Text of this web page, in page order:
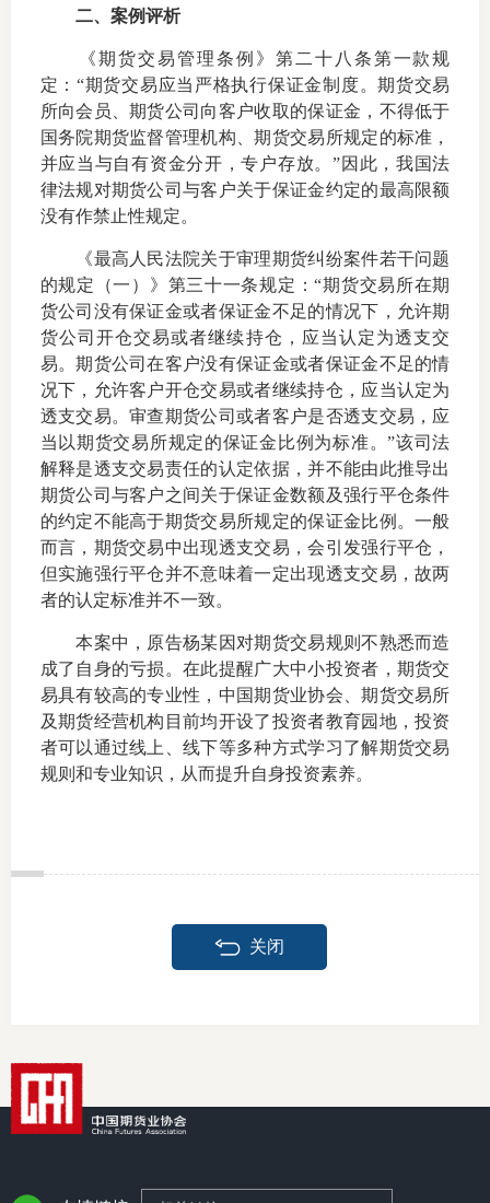
二、案例评析
《期货交易管理条例》第二十八条第一款规
定：“期货交易应当严格执行保证金制度。期货交易
所向会员、期货公司向客户收取的保证金，不得低于
国务院期货监督管理机构、期货交易所规定的标准，
并应当与自有资金分开，专户存放。”因此，我国法
律法规对期货公司与客户关于保证金约定的最高限额
没有作禁止性规定。
《最高人民法院关于审理期货纠纷案件若干问题
的规定（一）》第三十一条规定：“期货交易所在期
货公司没有保证金或者保证金不足的情况下，允许期
货公司开仓交易或者继续持仓，应当认定为透支交
易。期货公司在客户没有保证金或者保证金不足的情
况下，允许客户开仓交易或者继续持仓，应当认定为
透支交易。审查期货公司或者客户是否透支交易，应
当以期货交易所规定的保证金比例为标准。”该司法
解释是透支交易责任的认定依据，并不能由此推导出
期货公司与客户之间关于保证金数额及强行平仓条件
的约定不能高于期货交易所规定的保证金比例。一般
而言，期货交易中出现透支交易，会引发强行平仓，
但实施强行平仓并不意味着一定出现透支交易，故两
者的认定标准并不一致。
本案中，原告杨某因对期货交易规则不熟悉而造
成了自身的亏损。在此提醒广大中小投资者，期货交
易具有较高的专业性，中国期货业协会、期货交易所
及期货经营机构目前均开设了投资者教育园地，投资
者可以通过线上、线下等多种方式学习了解期货交易
规则和专业知识，从而提升自身投资素养。
关闭